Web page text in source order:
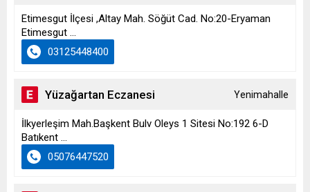
Etimesgut İlçesi ,Altay Mah. Söğüt Cad. No:20-Eryaman
Etimesgut ...
03125448400
Yüzağartan Eczanesi Yenimahalle
İlkyerleşim Mah.Başkent Bulv Oleys 1 Sitesi No:192 6-D
Batıkent ...
05076447520